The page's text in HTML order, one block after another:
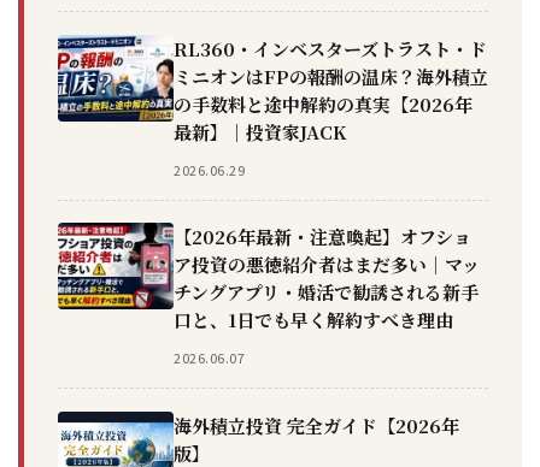
RL360・インベスターズトラスト・ド
ミニオンはFPの報酬の温床？海外積立
の手数料と途中解約の真実【2026年
最新】｜投資家JACK
2026.06.29
【2026年最新・注意喚起】オフショ
ア投資の悪徳紹介者はまだ多い｜マッ
チングアプリ・婚活で勧誘される新手
口と、1日でも早く解約すべき理由
2026.06.07
海外積立投資 完全ガイド【2026年
版】